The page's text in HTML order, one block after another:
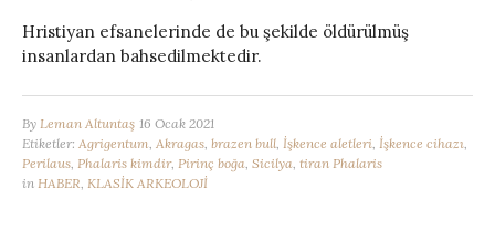
Hristiyan efsanelerinde de bu şekilde öldürülmüş
insanlardan bahsedilmektedir.
By Leman Altuntaş 16 Ocak 2021
Etiketler: Agrigentum Akragas brazen bull İşkence aletleri İşkence cihazı
Perilaus Phalaris kimdir, Pirinç boğa Sicilya tiran Phalaris
in HABER KLASİK ARKEOLOJİ